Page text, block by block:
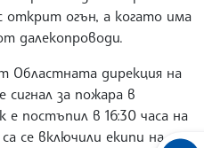
открит огън, а когато има
далекопроводи.
Областната дирекция на
за пожара в
е постъпил в 16:30 часа на
се включили екипи на